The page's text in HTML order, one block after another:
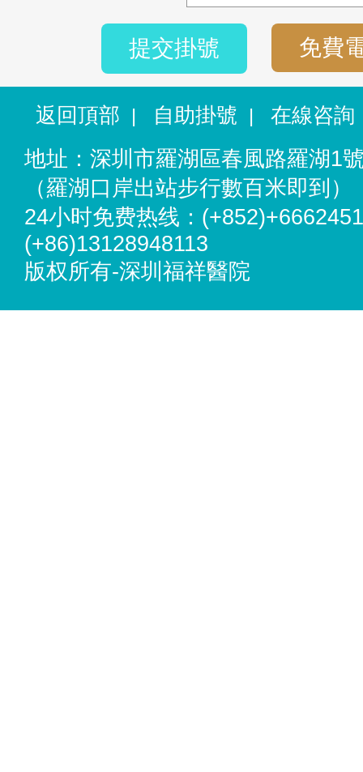
提交掛號 免費
返回頂部 | 自助掛號 |
在線咨詢
地址：深圳市羅湖區春風路羅湖1
（羅湖口岸出站步行數百米即到）
24小时免费热线：
(+86)13128948113
版权所有-深圳福祥醫院